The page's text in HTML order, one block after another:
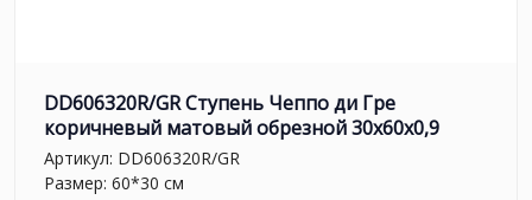
DD606320R/GR Ступень Чеппо ди Гре
коричневый матовый обрезной 30x60x0,9
Артикул: DD606320R/GR
Размер: 60*30 см